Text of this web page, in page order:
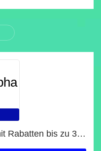
Btc-alpha Saisonverkauf mit Rabatten bis zu 30%